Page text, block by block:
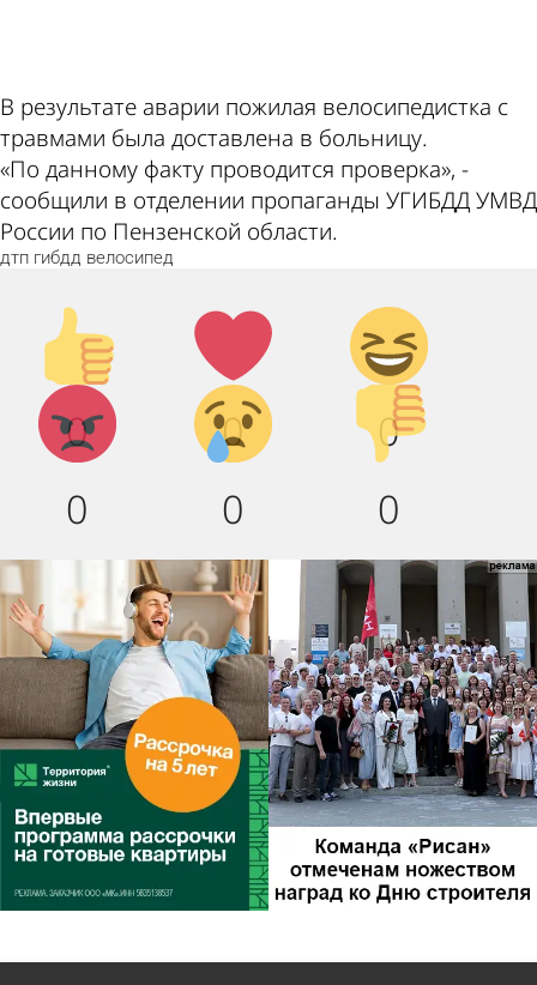
В результате аварии пожилая велосипедистка с
травмами была доставлена в больницу.
«По данному факту проводится проверка», -
сообщили в отделении пропаганды УГИБДД УМВД
России по Пензенской области.
дтп гибдд велосипед
Палец
вверх!
0
Лайк!
0
Дикий
смех!
0
Агрессия!
0
Грусть
:(
0
Палец
вниз!
0